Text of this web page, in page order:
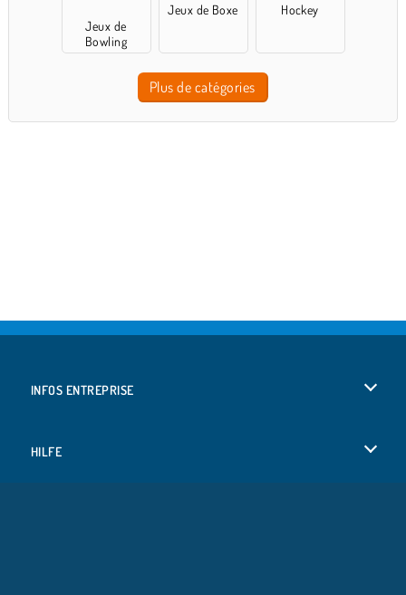
Jeux de
Bowling
Jeux de Boxe Hockey
Plus de catégories
INFOS ENTREPRISE
HILFE